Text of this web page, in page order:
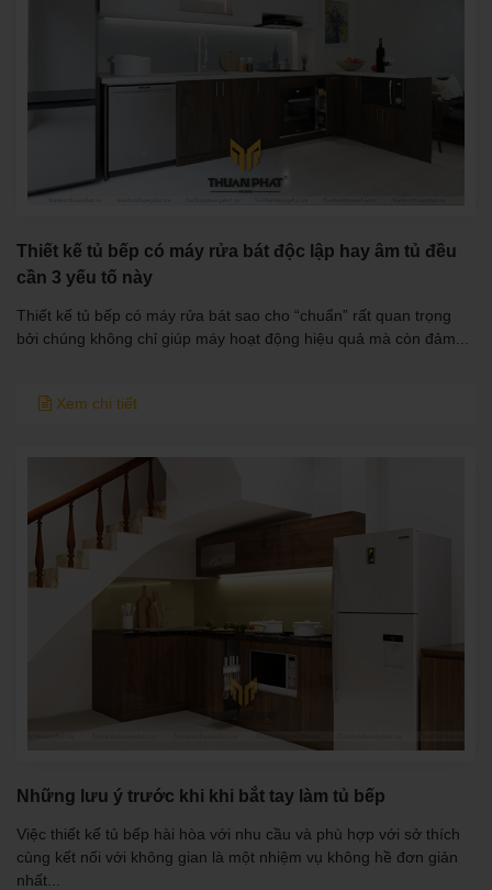
Thiết kế tủ bếp có máy rửa bát độc lập hay âm tủ đều
cần 3 yếu tố này
Thiết kế tủ bếp có máy rửa bát sao cho “chuẩn” rất quan trọng
bởi chúng không chỉ giúp máy hoạt động hiệu quả mà còn đảm...
Xem chi tiết
Những lưu ý trước khi khi bắt tay làm tủ bếp
Việc thiết kế tủ bếp hài hòa với nhu cầu và phù hợp với sở thích
cùng kết nối với không gian là một nhiệm vụ không hề đơn giản
nhất...